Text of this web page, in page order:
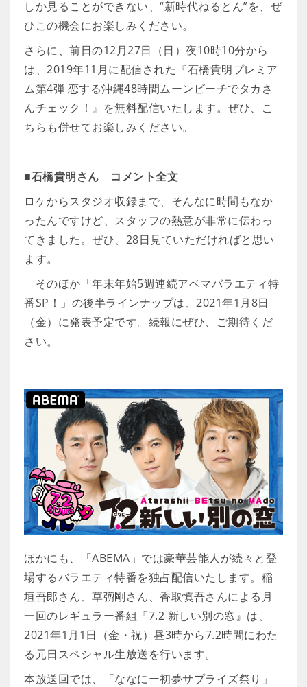
しか見ることができない、“新時代ねるとん”を、ぜ
ひこの機会にお楽しみください。
さらに、前日の12月27日（日）夜10時10分から
は、2019年11月に配信された『石橋貴明プレミア
ム第4弾 恋する沖縄48時間ムーンビーチでタカさ
んチェック！』を無料配信いたします。ぜひ、こ
ちらも併せてお楽しみください。
■石橋貴明さん コメント全文
ロケからスタジオ収録まで、そんなに時間もなか
ったんですけど、スタッフの熱意が非常に伝わっ
てきました。ぜひ、28日見ていただければと思い
ます。
そのほか「年末年始5週連続アベマバラエティ特
番SP！」の後半ラインナップは、2021年1月8日
（金）に発表予定です。続報にぜひ、ご期待くだ
さい。
ほかにも、「ABEMA」では豪華芸能人が続々と登
場するバラエティ特番を独占配信いたします。稲
垣吾郎さん、草彅剛さん、香取慎吾さんによる月
一回のレギュラー番組『7.2 新しい別の窓』は、
2021年1月1日（金・祝）昼3時から7.2時間にわた
る元日スペシャル生放送を行います。
本放送回では、「ななにー初夢サプライズ祭り」